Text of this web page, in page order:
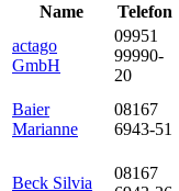
Name
Telefon
actago
GmbH
09951
99990-
20
Baier
Marianne
08167
6943-51
Beck Silvia
08167